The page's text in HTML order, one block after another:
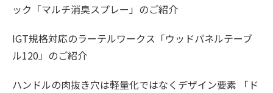
ック「マルチ消臭スプレー」のご紹介
IGT規格対応のラーテルワークス「ウッドパネルテーブ
ル120」のご紹介
ハンドルの肉抜き穴は軽量化ではなくデザイン要素 「ド